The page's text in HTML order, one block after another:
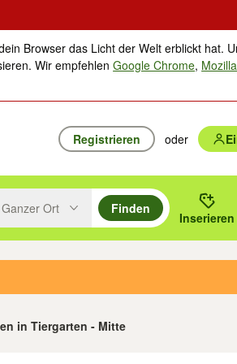
Browser das Licht der Welt erblickt hat.
Wir empfehlenGoogle Chrome,
Registrieren oder
oben/unten durchsuchen und mit
drücken um zu suchen, oder
Ganzer Ort
Finden
Inserieren
in Tiergarten - Mitte